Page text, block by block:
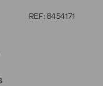
REF: 8454171
from